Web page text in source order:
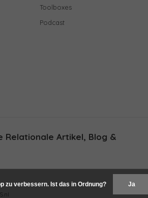
Toolboxes
Podcast
Artikel, Blog &
zu verbessern. Ist das in Ordnung? Ja